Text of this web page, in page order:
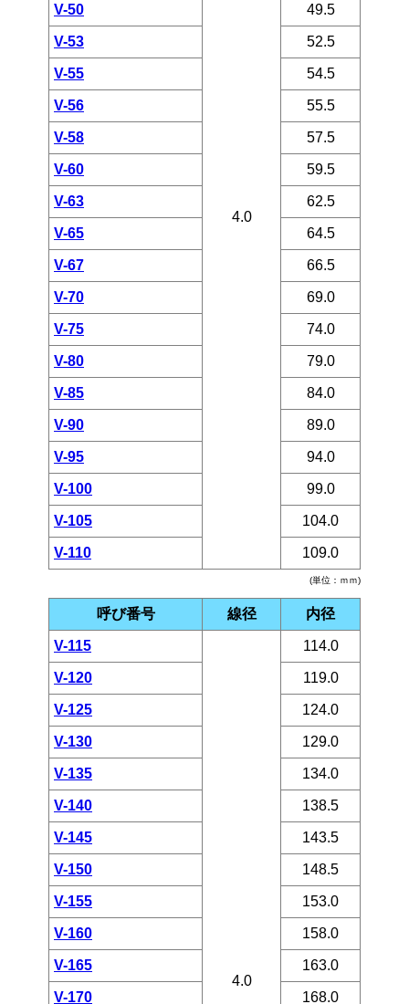
(単位：ｍｍ)
4.0
V-50 49.5
V-53 52.5
V-55 54.5
V-56 55.5
V-58 57.5
V-60 59.5
V-63 62.5
V-65 64.5
V-67 66.5
V-70 69.0
V-75 74.0
V-80 79.0
V-85 84.0
V-90 89.0
V-95 94.0
V-100 99.0
V-105 104.0
V-110 109.0
呼び番号 線径 内径
V-115
4.0
114.0
V-120 119.0
V-125 124.0
V-130 129.0
V-135 134.0
V-140 138.5
V-145 143.5
V-150 148.5
V-155 153.0
V-160 158.0
V-165 163.0
V-170 168.0